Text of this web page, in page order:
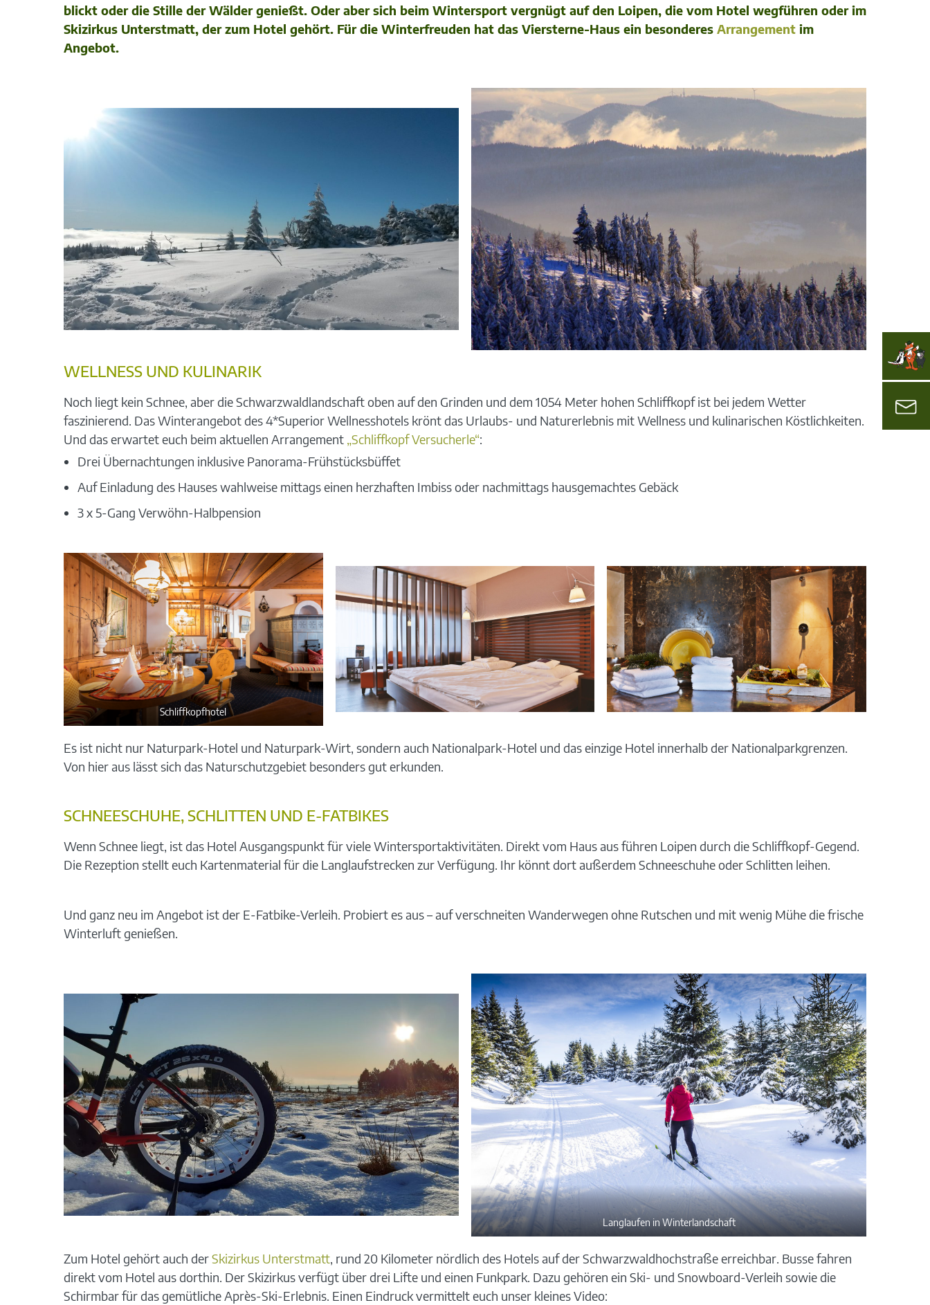
blickt oder die Stille der Wälder genießt. Oder aber sich beim Wintersport vergnügt auf den Loipen, die vom Hotel wegführen oder im
Skizirkus Unterstmatt, der zum Hotel gehört. Für die Winterfreuden hat das Viersterne-Haus ein besonderes Arrangement im
Angebot.
WELLNESS UND KULINARIK
Noch liegt kein Schnee, aber die Schwarzwaldlandschaft oben auf den Grinden und dem 1054 Meter hohen Schliffkopf ist bei jedem Wetter
faszinierend. Das Winterangebot des 4*Superior Wellnesshotels krönt das Urlaubs- und Naturerlebnis mit Wellness und kulinarischen Köstlichkeiten.
Und das erwartet euch beim aktuellen Arrangement„Schliffkopf Versucherle“:
Drei Übernachtungen inklusive Panorama-Frühstücksbüffet
Auf Einladung des Hauses wahlweise mittags einen herzhaften Imbiss oder nachmittags hausgemachtes Gebäck
3 x 5-Gang Verwöhn-Halbpension
Schliffkopfhotel
Es ist nicht nur Naturpark-Hotel und Naturpark-Wirt, sondern auch Nationalpark-Hotel und das einzige Hotel innerhalb der Nationalparkgrenzen.
Von hier aus lässt sich das Naturschutzgebiet besonders gut erkunden.
SCHNEESCHUHE, SCHLITTEN UND E-FATBIKES
Wenn Schnee liegt, ist das Hotel Ausgangspunkt für viele Wintersportaktivitäten. Direkt vom Haus aus führen Loipen durch die Schliffkopf-Gegend.
Die Rezeption stellt euch Kartenmaterial für die Langlaufstrecken zur Verfügung. Ihr könnt dort außerdem Schneeschuhe oder Schlitten leihen.
Und ganz neu im Angebot ist der E-Fatbike-Verleih. Probiert es aus – auf verschneiten Wanderwegen ohne Rutschen und mit wenig Mühe die frische
Winterluft genießen.
Langlaufen in Winterlandschaft
Zum Hotel gehört auch derSkizirkus Unterstmatt, rund 20 Kilometer nördlich des Hotels auf der Schwarzwaldhochstraße erreichbar. Busse fahren
direkt vom Hotel aus dorthin. Der Skizirkus verfügt über drei Lifte und einen Funkpark. Dazu gehören ein Ski- und Snowboard-Verleih sowie die
Schirmbar für das gemütliche Après-Ski-Erlebnis. Einen Eindruck vermittelt euch unser kleines Video: